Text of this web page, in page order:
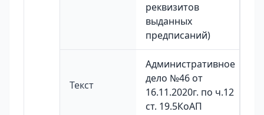
реквизитов
выданных
предписаний)
Текст
Административное
дело №46 от
16.11.2020г. по ч.12
ст. 19.5КоАП